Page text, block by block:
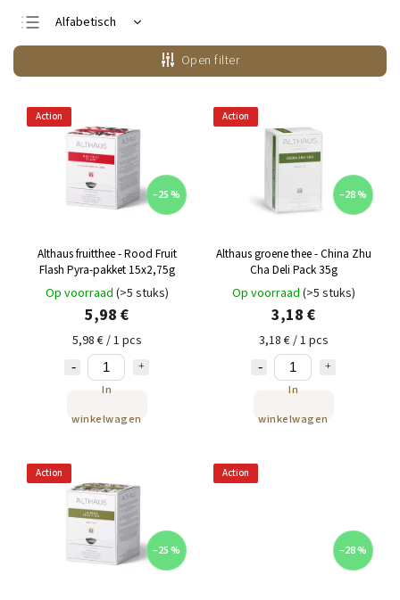
Minst duur
Duurste
Bestsellers
Alfabetisch
Open filter
Action
–25 %
Althaus fruitthee - Rood Fruit
Flash Pyra-pakket 15x2,75g
Op voorraad (>5 stuks)
5,98 €
5,98 € / 1 pcs
In
winkelwagen
Action
–28 %
Althaus groene thee - China Zhu
Cha Deli Pack 35g
Op voorraad (>5 stuks)
3,18 €
3,18 € / 1 pcs
In
winkelwagen
Action
–25 %
Action
–28 %